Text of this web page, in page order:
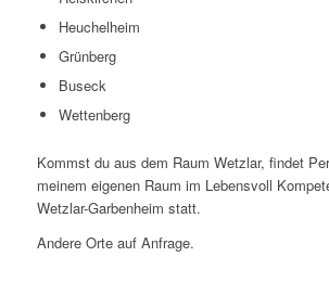
Heuchelheim
Grünberg
Buseck
Wettenberg
Kommst du aus dem Raum Wetzlar, findet
meinem eigenen Raum im Lebensvoll
Wetzlar-Garbenheim statt.
Andere Orte auf Anfrage.